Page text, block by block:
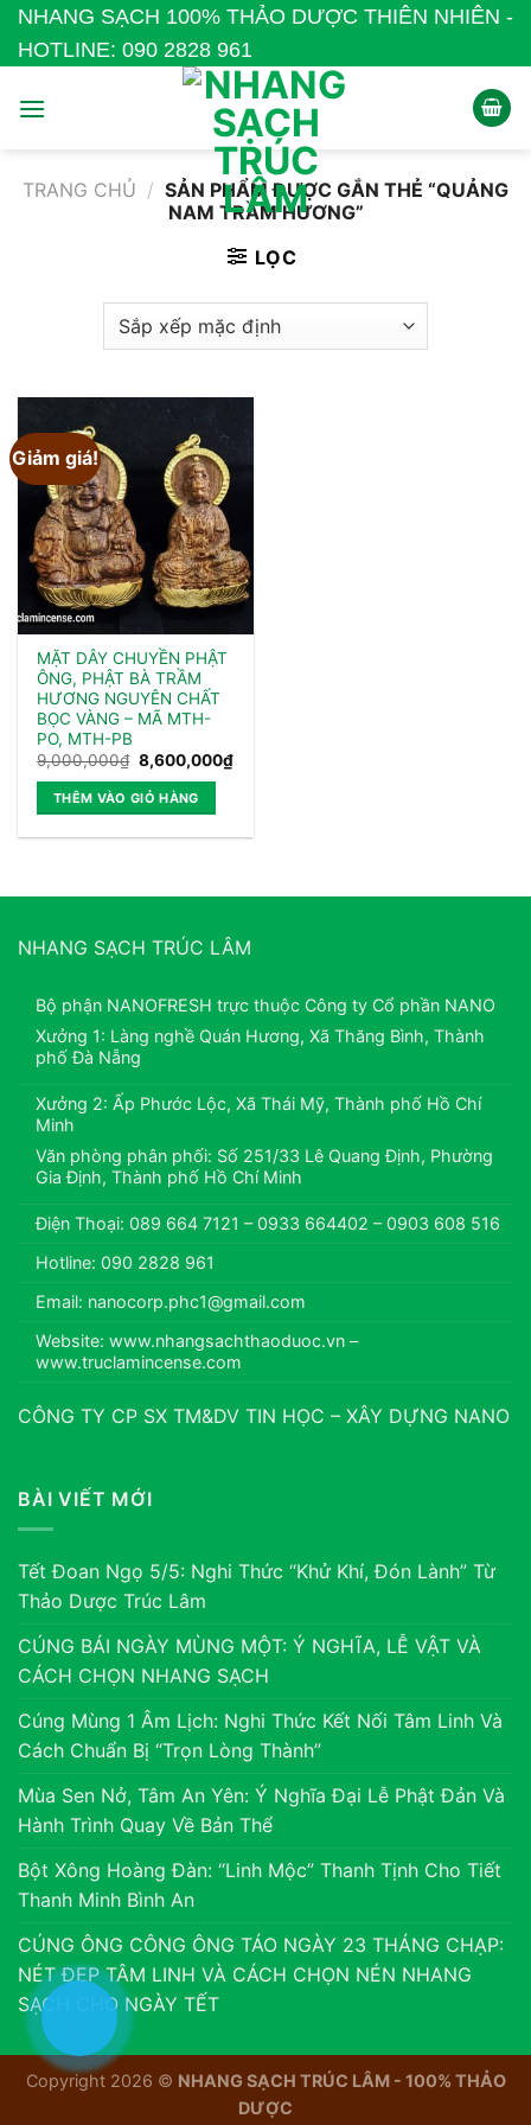
Bỏ
qua
nội
dung
NHANG SẠCH 100% THẢO DƯỢC THIÊN NHIÊN -
HOTLINE: 090 2828 961
TRANG CHỦ / SẢN PHẨM ĐƯỢC GẮN THẺ “QUẢNG
NAM TRẦM HƯƠNG”
LỌC
Giảm giá!
MẶT DÂY CHUYỀN PHẬT
ÔNG, PHẬT BÀ TRẦM
HƯƠNG NGUYÊN CHẤT
BỌC VÀNG – MÃ MTH-
PO, MTH-PB
9,000,000₫ Giá
gốc
là:
9,000,000₫.
8,600,000₫Giá
THÊM VÀO GIỎ HÀNG
NHANG SẠCH TRÚC LÂM
Bộ phận NANOFRESH trực thuộc Công ty Cổ phần NANO
Xưởng 1: Làng nghề Quán Hương, Xã Thăng Bình, Thành
phố Đà Nẵng
Xưởng 2: Ấp Phước Lộc, Xã Thái Mỹ, Thành phố Hồ Chí
Minh
Văn phòng phân phối: Số 251/33 Lê Quang Định, Phường
Gia Định, Thành phố Hồ Chí Minh
Điện Thoại: 089 664 7121 – 0933 664402 – 0903 608 516
Hotline: 090 2828 961
Email: nanocorp.phc1@gmail.com
Website: www.nhangsachthaoduoc.vn –
www.truclamincense.com
CÔNG TY CP SX TM&DV TIN HỌC – XÂY DỰNG NANO
BÀI VIẾT MỚI
Tết Đoan Ngọ 5/5: Nghi Thức “Khử Khí, Đón Lành” Từ
Thảo Dược Trúc Lâm
CÚNG BÁI NGÀY MÙNG MỘT: Ý NGHĨA, LỄ VẬT VÀ
CÁCH CHỌN NHANG SẠCH
Cúng Mùng 1 Âm Lịch: Nghi Thức Kết Nối Tâm Linh Và
Cách Chuẩn Bị “Trọn Lòng Thành”
Mùa Sen Nở, Tâm An Yên: Ý Nghĩa Đại Lễ Phật Đản Và
Hành Trình Quay Về Bản Thể
Bột Xông Hoàng Đàn: “Linh Mộc” Thanh Tịnh Cho Tiết
Thanh Minh Bình An
CÚNG ÔNG CÔNG ÔNG TÁO NGÀY 23 THÁNG CHẠP:
NÉT ĐẸP TÂM LINH VÀ CÁCH CHỌN NÉN NHANG
SẠCH CHO NGÀY TẾT
Copyright 2026 © NHANG SẠCH TRÚC LÂM - 100% THẢO
DƯỢC